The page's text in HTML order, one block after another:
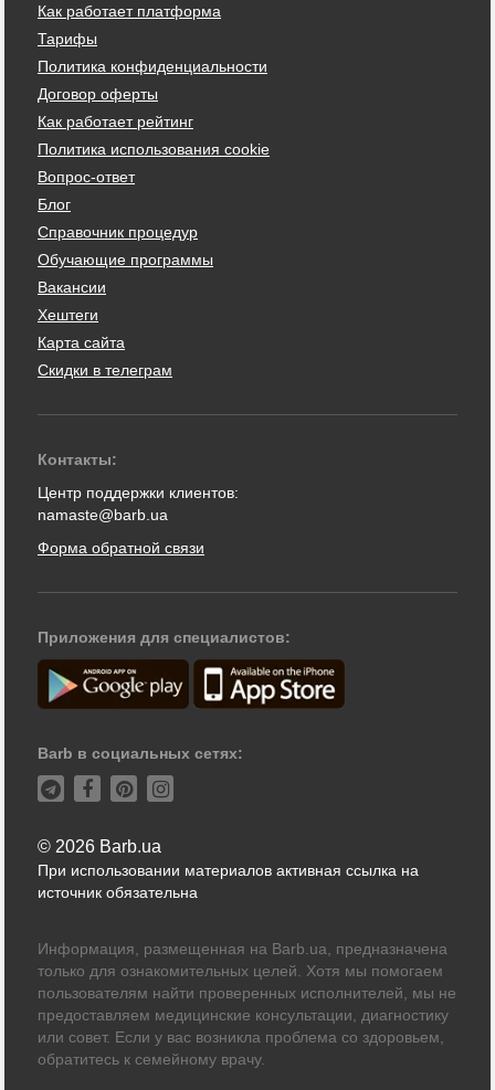
Как работает платформа
Тарифы
Политика конфиденциальности
Договор оферты
Как работает рейтинг
Политика использования cookie
Вопрос-ответ
Блог
Справочник процедур
Обучающие программы
Вакансии
Хештеги
Карта сайта
Скидки в телеграм
Контакты:
Центр поддержки клиентов:
namaste@barb.ua
Форма обратной связи
Приложения для специалистов:
Barb в социальных сетях:
© 2026 Barb.ua
При использовании материалов активная ссылка на
источник обязательна
Информация, размещенная на Barb.ua, предназначена
только для ознакомительных целей. Хотя мы помогаем
пользователям найти проверенных исполнителей, мы не
предоставляем медицинские консультации, диагностику
или совет. Если у вас возникла проблема со здоровьем,
обратитесь к семейному врачу.